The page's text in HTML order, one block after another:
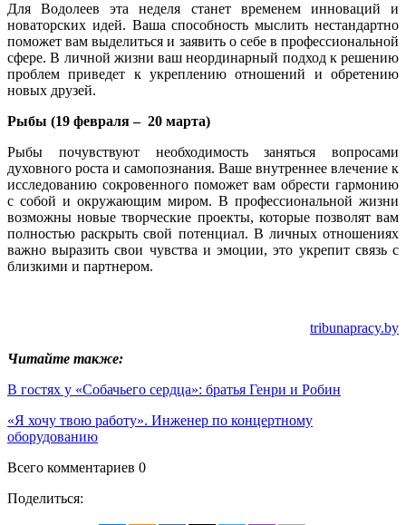
Для Водолеев эта неделя станет временем инноваций и
новаторских идей. Ваша способность мыслить нестандартно
поможет вам выделиться и заявить о себе в профессиональной
сфере. В личной жизни ваш неординарный подход к решению
проблем приведет к укреплению отношений и обретению
новых друзей.
Рыбы (19 февраля–20 марта)
Рыбы почувствуют необходимость заняться вопросами
духовного роста и самопознания. Ваше внутреннее влечение к
исследованию сокровенного поможет вам обрести гармонию
с собой и окружающим миром. В профессиональной жизни
возможны новые творческие проекты, которые позволят вам
полностью раскрыть свой потенциал. В личных отношениях
важно выразить свои чувства и эмоции, это укрепит связь с
близкими и партнером.
tribunapracy.by
Читайте также:
В гостях у «Собачьего сердца»: братья Генри и Робин
«Я хочу твою работу». Инженер по концертному
оборудованию
Всего комментариев 0
Поделиться: